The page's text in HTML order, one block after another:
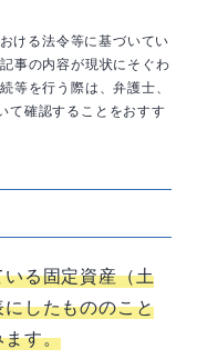
ける法令等に基づいてい
事の内容が現状にそぐわ
等を行う際は、弁護士、
て確認することをおすす
る固定資産（土
したもののこと
す。